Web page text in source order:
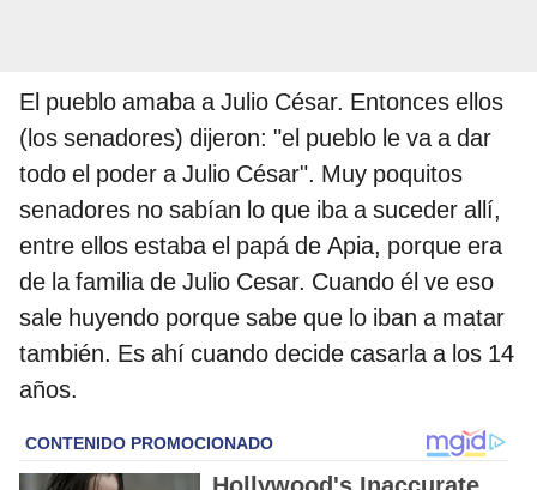
El pueblo amaba a Julio César. Entonces ellos
(los senadores) dijeron: "el pueblo le va a dar
todo el poder a Julio César". Muy poquitos
senadores no sabían lo que iba a suceder allí,
entre ellos estaba el papá de Apia, porque era
de la familia de Julio Cesar. Cuando él ve eso
sale huyendo porque sabe que lo iban a matar
también. Es ahí cuando decide casarla a los 14
años.